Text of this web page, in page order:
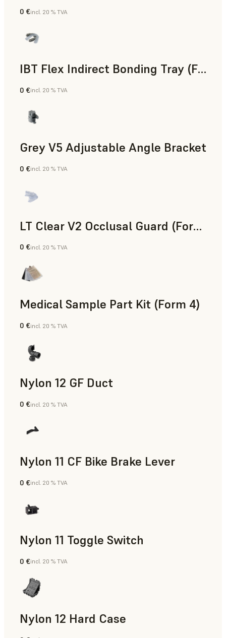
Ingénierie
0 €incl. 20 % TVA
IBT Flex Indirect Bonding Tray (Form 4)
Dentaire
0 €incl. 20 % TVA
Grey V5 Adjustable Angle Bracket
Résine standard
0 €incl. 20 % TVA
LT Clear V2 Occlusal Guard (Form 4)
Dentaire
0 €incl. 20 % TVA
Medical Sample Part Kit (Form 4)
Médical
0 €incl. 20 % TVA
Nylon 12 GF Duct
Poudre SLS
0 €incl. 20 % TVA
Nylon 11 CF Bike Brake Lever
Poudre SLS
0 €incl. 20 % TVA
Nylon 11 Toggle Switch
Poudre SLS
0 €incl. 20 % TVA
Nylon 12 Hard Case